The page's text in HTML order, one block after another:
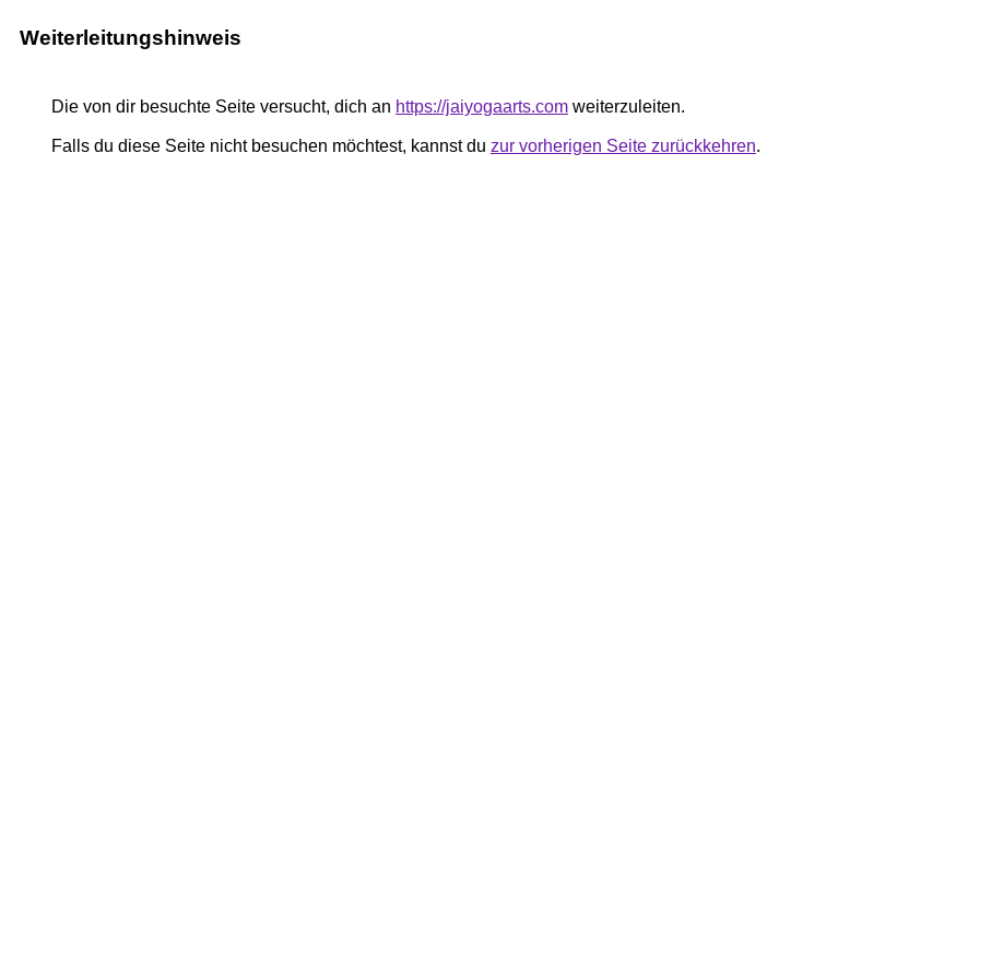
Weiterleitungshinweis
Die von dir besuchte Seite versucht, dich an https://jaiyogaarts.com weiterzuleiten.
Falls du diese Seite nicht besuchen möchtest, kannst du zur vorherigen Seite zurückkehren.